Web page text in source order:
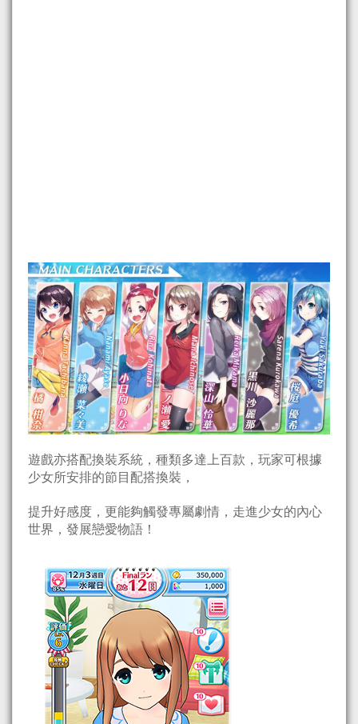
遊戲亦搭配換裝系統，種類多達上百款，玩家可根據
少女所安排的節目配搭換裝，
提升好感度，更能夠觸發專屬劇情，走進少女的內心
世界，發展戀愛物語！